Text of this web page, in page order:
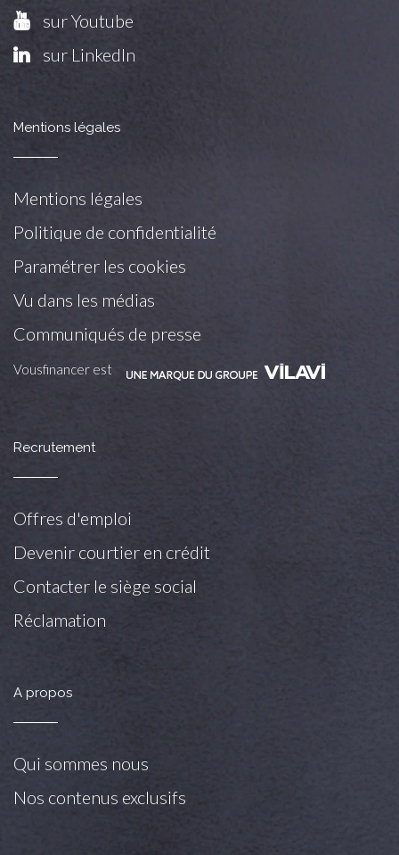
sur Youtube
sur LinkedIn
Mentions légales
Mentions légales
Politique de confidentialité
Paramétrer les cookies
Vu dans les médias
Communiqués de presse
Vousfinancer est
Recrutement
Offres d'emploi
Devenir courtier en crédit
Contacter le siège social
Réclamation
A propos
Qui sommes nous
Nos contenus exclusifs